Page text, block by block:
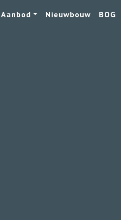
Aanbod Nieuwbouw BOG